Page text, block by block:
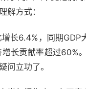
解方式：
长6.4%，同期GDP
长贡献率超过60%
问立功了。